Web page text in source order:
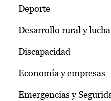
Deporte
Desarrollo rural y
Discapacidad
Economía y empresas
Emergencias y